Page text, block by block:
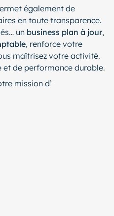
également de
en toute transparence.
un business plan à jour,
, renforce votre
maîtrisez votre activité.
et de performance durable.
mission d’